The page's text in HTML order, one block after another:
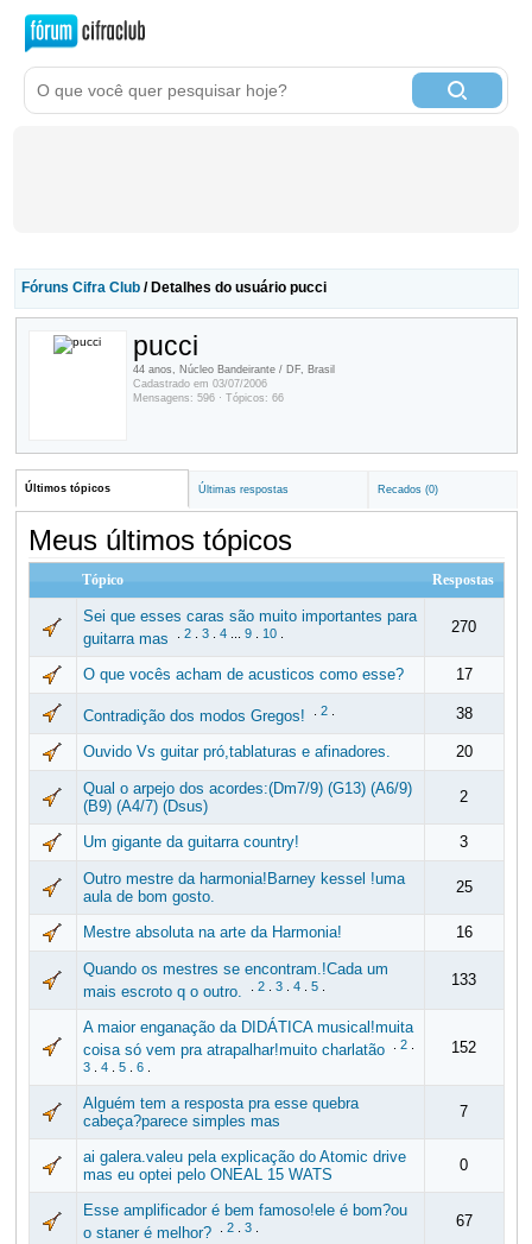
Fóruns Cifra Club/ Detalhes do usuário pucci
pucci
44 anos, Núcleo Bandeirante / DF, Brasil
Cadastrado em 03/07/2006
Mensagens: 596 · Tópicos: 66
Últimos tópicos Últimas respostas Recados (0)
Meus últimos tópicos
Tópico Respostas
Sei que esses caras são muito importantes para
guitarra mas
2. 3. 4... 9. 10. 270
O que vocês acham de acusticos como esse? 17
Contradição dos modos Gregos! 2. 38
Ouvido Vs guitar pró,tablaturas e afinadores. 20
Qual o arpejo dos acordes:(Dm7/9) (G13) (A6/9)
(B9) (A4/7) (Dsus)
2
Um gigante da guitarra country! 3
Outro mestre da harmonia!Barney kessel !uma
aula de bom gosto.
25
Mestre absoluta na arte da Harmonia! 16
Quando os mestres se encontram.!Cada um
mais escroto q o outro.
2. 3. 4. 5. 133
A maior enganação da DIDÁTICA musical!muita
coisa só vem pra atrapalhar!muito charlatão
2.
3. 4. 5. 6.
152
Alguém tem a resposta pra esse quebra
cabeça?parece simples mas
7
ai galera.valeu pela explicação do Atomic drive
mas eu optei pelo ONEAL 15 WATS
0
Esse amplificador é bem famoso!ele é bom?ou
o staner é melhor?
2. 3. 67